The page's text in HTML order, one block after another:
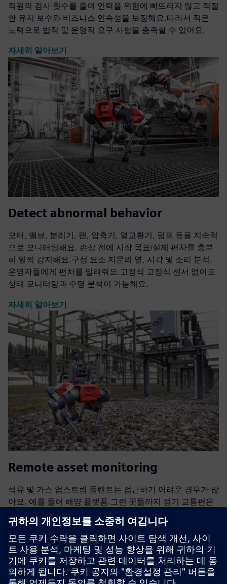
직원의 검사 횟수를 줄여 인력을 위험에 빠뜨리지 않고 적절
한 유지 보수와 비즈니스 연속성을 보장해요.따라서 적은
노력으로 법적 및 운영적 요구 사항을 충족할 수 있어요.
자세히 알아보기
Detect abnormal behavior
모터, 밸브, 분리기, 팬, 압축기, 열교환기, 펌프 등을 지속적
으로 모니터링해요. 손상 전에 시작 목표/실제 편차를 충분
히 일찍 감지해요.구성 요소 지문의 열, 시각 및 소리 분석.
운영자들에게 편차를 알려줘요.고정식 고정식 센서 없이도
상태 모니터링과 수명 분석이 가능해요.
자세히 알아보기
Remote asset monitoring
석유 및 가스 업스트림 플랜트는 접근하기 어려운 경우가 많
아요. 예를 들어 해양 플랫폼.그런 곳들까지 정기 교통편은
봇을 영구적으로 설치하면 작업장을 근해에서 육상 중앙 지
휘 본부/홈 오피스로 옮길 수 있어요.눈, 귀, 코를 현장에 상
주하세요. 실제 상담원처럼 연중무휴 24시간 내내.
자세히 알아보기